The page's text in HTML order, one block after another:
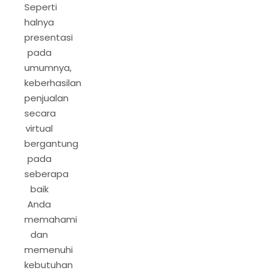
Seperti
halnya
presentasi
pada
umumnya,
keberhasilan
penjualan
secara
virtual
bergantung
pada
seberapa
baik
Anda
memahami
dan
memenuhi
kebutuhan